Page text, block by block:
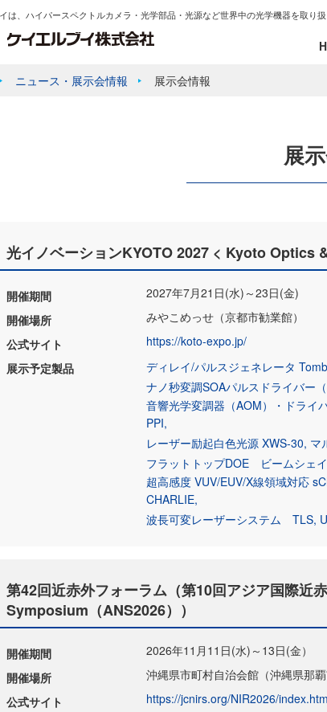
は、ハイパースペクトルカメラ・光学部品・光源など世界中の光学機器を取り扱
ニュース・展示会情報 展示会情報
展
光イノベーションKYOTO 2027 < Kyoto
開催期間
2027年7月21日(水)～23日(金)
開催場所
みやこめっせ（京都市勧業館）
公式サイト
https://koto-expo.jp/
展示予定製品
ディレイ/パルスジェネレータ
ナノ秒変調SOAパルスドライバー
音響光学変調器（AOM）・ドライ
PPI
レーザー励起白色光源 XWS-30 マ
フラットトップDOE ビームシェ
超高感度 VUV/EUV/X線領域対応
CHARLIE
波長可変レーザーシステム TLS
第42回近赤外フォーラム（第10回アジア国際近
Symposium（ANS2026））
開催期間
2026年11月11日(水)～13日(金）
開催場所
沖縄県市町村自治会館（沖縄県那覇
公式サイト
https://jcnirs.org/NIR2026/